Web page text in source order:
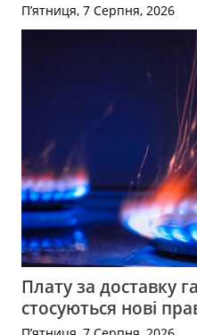
П’ятниця, 7 Серпня, 2026
Плату за доставку
стосуються нові